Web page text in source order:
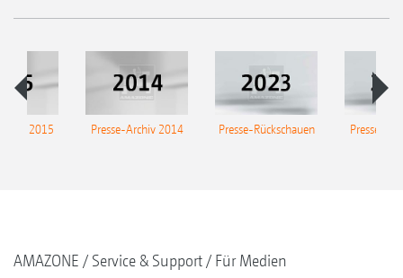
2015 Presse-Archiv 2014 Presse-Rückschauen Presse-
AMAZONE Service & Support
Für Medien